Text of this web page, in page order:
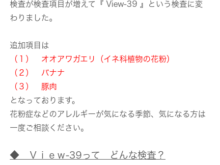
検査が検査項目が増えて『 View-39 』という検査に変
わりました。
追加項目は
（１） オオアワガエリ（イネ科植物の花粉）
（２） バナナ
（３） 豚肉
となっております。
花粉症などのアレルギーが気になる季節、気になる方は
一度ご相談ください。
◆ Ｖｉｅｗ-39って どんな検査？